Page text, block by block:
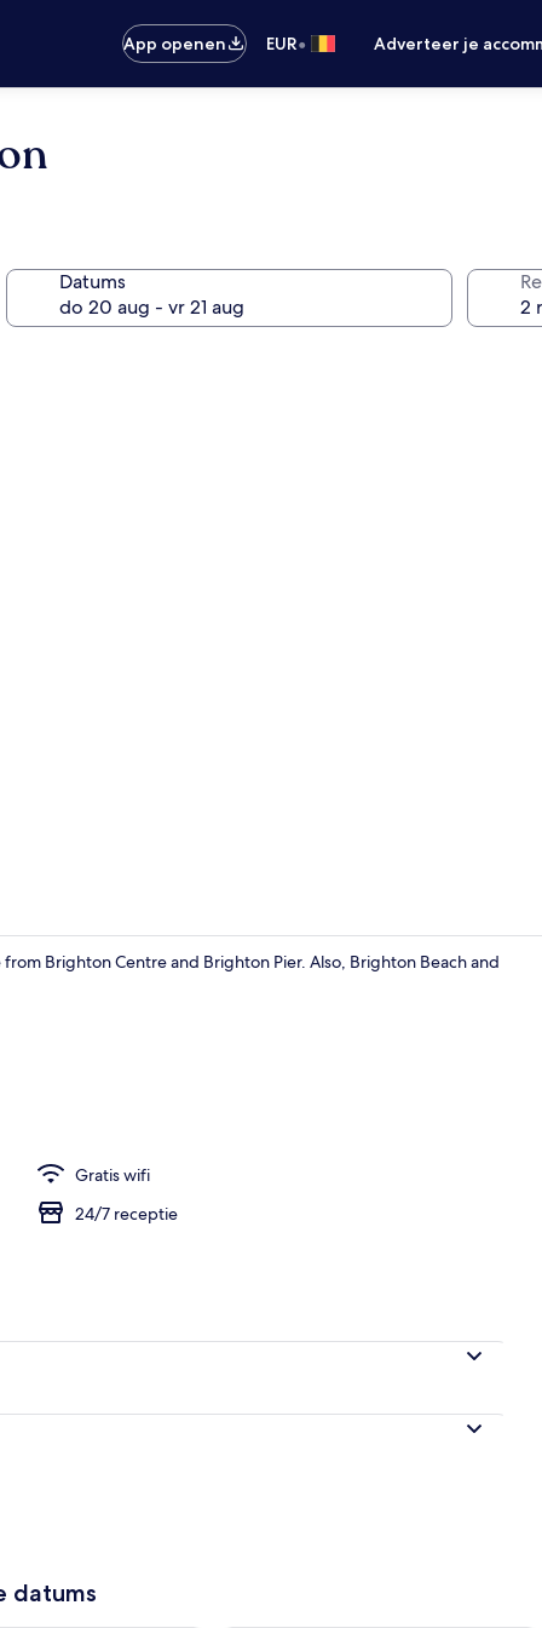
App openen
EUR• Adverteer je
Datums
Brighton Centre and Brighton Pier. Also, Brighton Beach and
Gratis wifi
24/7 receptie
datums